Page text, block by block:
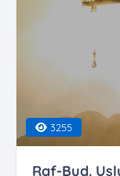
3255
Raf-Bud.